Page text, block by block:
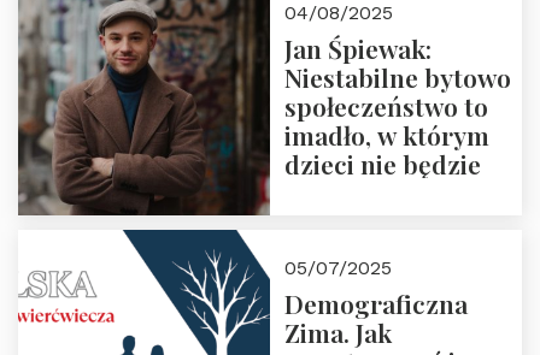
Nawrockiego
04/08/2025
Jan Śpiewak:
Niestabilne bytowo
społeczeństwo to
imadło, w którym
dzieci nie będzie
05/07/2025
Demograficzna
Zima. Jak